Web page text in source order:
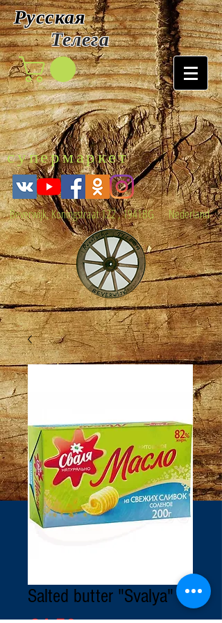
Русская
Телега
супермаркет
Beverwijk, Koningstraat 122 , 1941BG Nederland
Salted butter "Svalya"